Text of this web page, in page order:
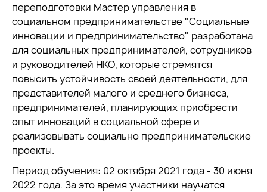
переподготовки Мастер управления в
социальном предпринимательстве "Социальные
инновации и предпринимательство" разработана
для социальных предпринимателей, сотрудников
и руководителей НКО, которые стремятся
повысить устойчивость своей деятельности, для
представителей малого и среднего бизнеса,
предпринимателей, планирующих приобрести
опыт инноваций в социальной сфере и
реализовывать социально предпринимательские
проекты.
Период обучения: 02 октября 2021 года - 30 июня
2022 года. За это время участники научатся